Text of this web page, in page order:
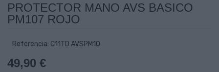
PROTECTOR MANO AVS BASICO
PM107 ROJO
Referencia: C11TD AVSPM10
49,90 €